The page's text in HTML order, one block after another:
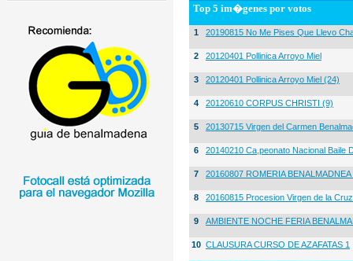
Top 5 im�genes por votos
1 20190815 No Me Pises Que Llevo
2 20120401 Pollinica Arroyo Miel
3 20120401 Pollinica Arroyo Miel (24)
4 20120610 CORPUS CHRISTI (9)
5 20130715 Virgen del Carmen
6 20140210 Ca,peonato Nacional Baile
7 20160807 ROMERIA
8 20160815 Procesion Virgen de la
9 AMBIENTE NOCHE FERIA
10 CLAUSURA CURSO DE AZAFATAS 1